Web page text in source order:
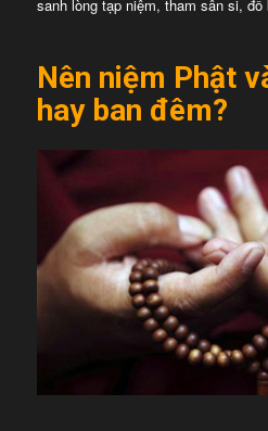
sanh lòng tạp niệm, tham sân si,
Nên niệm Phật
hay ban đêm?